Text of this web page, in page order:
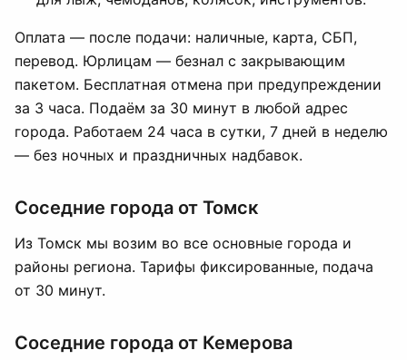
Оплата — после подачи: наличные, карта, СБП,
перевод. Юрлицам — безнал с закрывающим
пакетом. Бесплатная отмена при предупреждении
за 3 часа. Подаём за 30 минут в любой адрес
города. Работаем 24 часа в сутки, 7 дней в неделю
— без ночных и праздничных надбавок.
Соседние города от Томск
Из Томск мы возим во все основные города и
районы региона. Тарифы фиксированные, подача
от 30 минут.
Соседние города от Кемерова